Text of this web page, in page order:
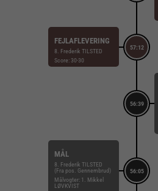
57:12
FEJLAFLEVERING
8. Frederik TILSTED
Score: 30-30
56:39
56:05
MÅL
8. Frederik TILSTED
(Fra pos. Gennembrud)
Målvogter: 1. Mikkel
LØVKVIST